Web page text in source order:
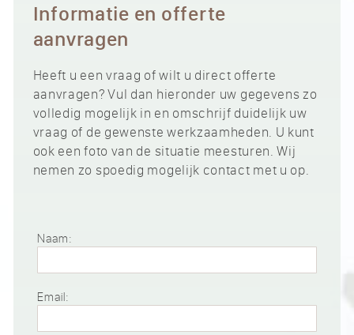
Informatie en offerte
aanvragen
Heeft u een vraag of wilt u direct offerte
aanvragen? Vul dan hieronder uw gegevens zo
volledig mogelijk in en omschrijf duidelijk uw
vraag of de gewenste werkzaamheden. U kunt
ook een foto van de situatie meesturen. Wij
nemen zo spoedig mogelijk contact met u op.
Naam:
Email: